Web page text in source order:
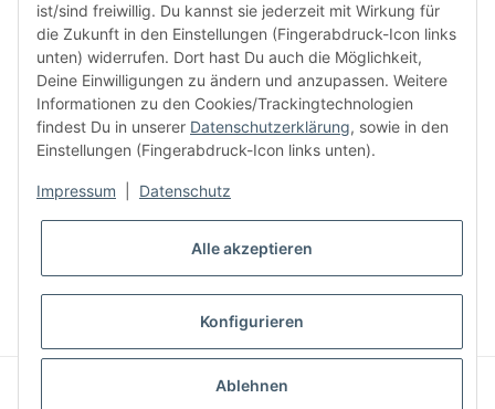
ist/sind freiwillig. Du kannst sie jederzeit mit Wirkung für
die Zukunft in den Einstellungen (Fingerabdruck-Icon links
unten) widerrufen. Dort hast Du auch die Möglichkeit,
Deine Einwilligungen zu ändern und anzupassen. Weitere
Informationen zu den Cookies/Trackingtechnologien
findest Du in unserer Datenschutzerklärung, sowie in den
Einstellungen (Fingerabdruck-Icon links unten).
Impressum Datenschutz
Alle akzeptieren
Konfigurieren
Ablehnen
Informationen
Kundenservice
Mehr von Audiolith
VERTRAG WIDERRUFEN
© Audiolith International GmbH